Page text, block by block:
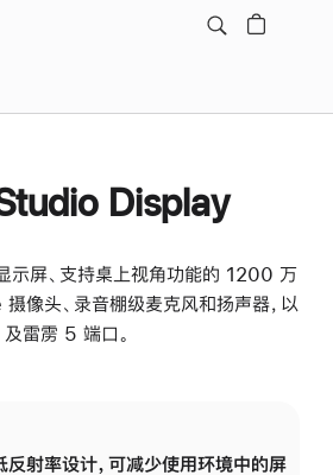
Display
屏、支持桌上视角功能的 1200 万
像头、录音棚级麦克风和扬声器，以
及雷雳 5 端口。
射率设计，可减少使用环境中的屏